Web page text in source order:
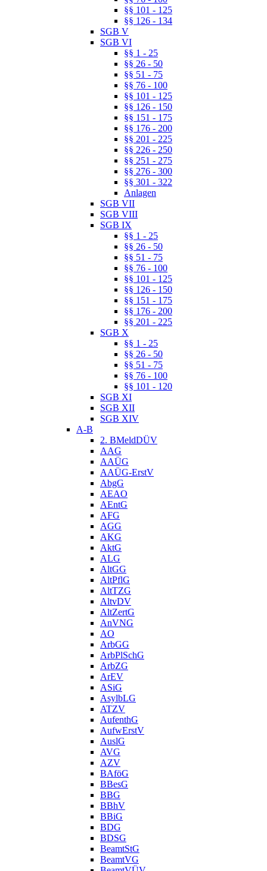
§§ 101 - 125
§§ 126 - 134
SGB V
SGB VI
§§ 1 - 25
§§ 26 - 50
§§ 51 - 75
§§ 76 - 100
§§ 101 - 125
§§ 126 - 150
§§ 151 - 175
§§ 176 - 200
§§ 201 - 225
§§ 226 - 250
§§ 251 - 275
§§ 276 - 300
§§ 301 - 322
Anlagen
SGB VII
SGB VIII
SGB IX
§§ 1 - 25
§§ 26 - 50
§§ 51 - 75
§§ 76 - 100
§§ 101 - 125
§§ 126 - 150
§§ 151 - 175
§§ 176 - 200
§§ 201 - 225
SGB X
§§ 1 - 25
§§ 26 - 50
§§ 51 - 75
§§ 76 - 100
§§ 101 - 120
SGB XI
SGB XII
SGB XIV
A-B
2. BMeldDÜV
AAG
AAÜG
AAÜG-ErstV
AbgG
AEAO
AEntG
AFG
AGG
AKG
AktG
ALG
AltGG
AltPflG
AltTZG
AltvDV
AltZertG
AnVNG
AO
ArbGG
ArbPlSchG
ArbZG
ArEV
ASiG
AsylbLG
ATZV
AufenthG
AufwErstV
AuslG
AVG
AZV
BAföG
BBesG
BBG
BBhV
BBiG
BDG
BDSG
BeamtStG
BeamtVG